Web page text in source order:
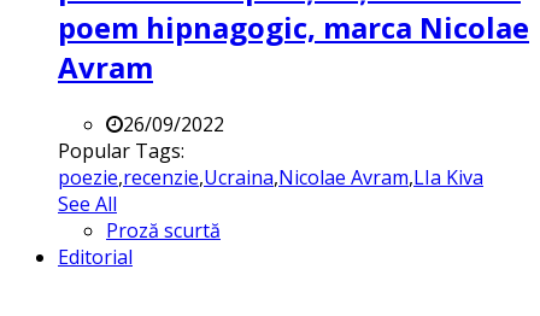
poem hipnagogic, marca Nicolae
Avram
26/09/2022
Popular Tags:
poezie,recenzie,Ucraina,Nicolae Avram,LIa Kiva
See All
Proză scurtă
Editorial